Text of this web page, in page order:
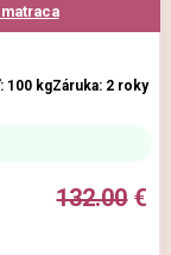
100 kgZáruka: 2 roky
132.00€